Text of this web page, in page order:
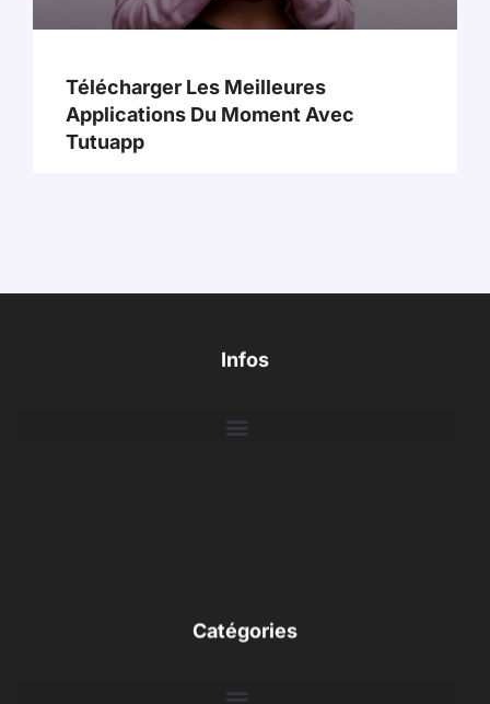
Télécharger Les Meilleures
Applications Du Moment Avec
Tutuapp
Infos
Catégories